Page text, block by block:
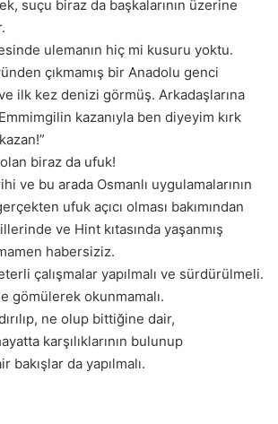
suçu biraz da başkalarının üzerine
ulemanın hiç mi kusuru yoktu.
çıkmamış bir Anadolu genci
ilk kez denizi görmüş. Arkadaşlarına
kazanıyla ben diyeyim kırk
biraz da ufuk!
ve bu arada Osmanlı uygulamalarının
ufuk açıcı olması bakımından
ve Hint kıtasında yaşanmış
habersiziz.
çalışmalar yapılmalı ve sürdürülmeli.
gömülerek okunmamalı.
ne olup bittiğine dair,
karşılıklarının bulunup
bakışlar da yapılmalı.